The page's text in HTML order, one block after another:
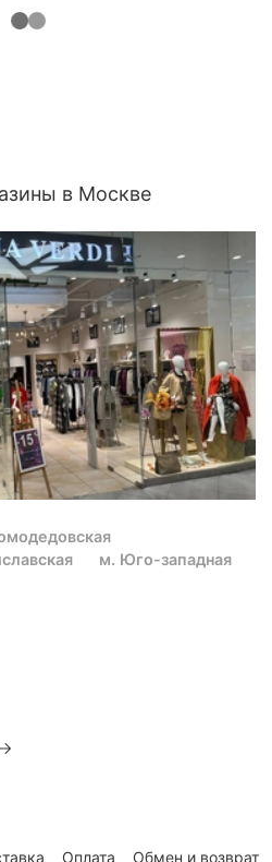
в Москве
м. Юго-западная
Оплата Обмен и возврат